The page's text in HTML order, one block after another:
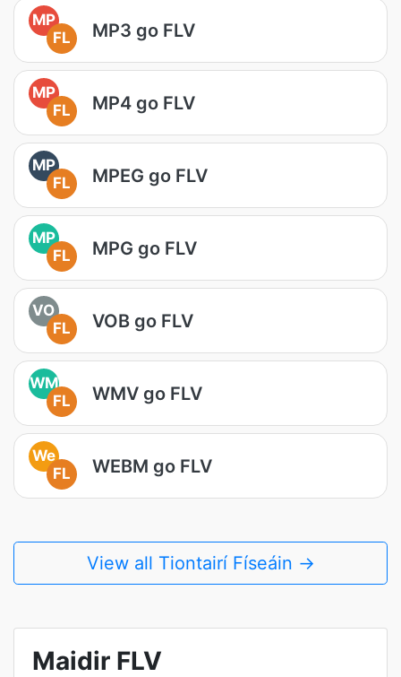
MP
FL
MP3 go FLV
MP
FL
MP4 go FLV
MP
FL
MPEG go FLV
MP
FL
MPG go FLV
VO
FL
VOB go FLV
WM
FL
WMV go FLV
We
FL
WEBM go FLV
View all Tiontairí Físeáin →
Maidir FLV